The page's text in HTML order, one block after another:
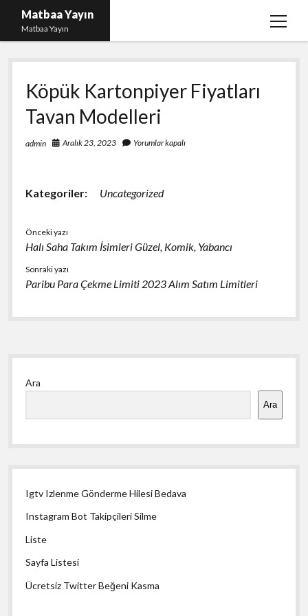
Matbaa Yayın
Matbaa Yayın
menüyü
Igtv Izlenme Gönderme Hilesi Bedava
Instagram Bot Takipçileri Silme
Liste
Sayfa Listesi
Köpük Kartonpiyer Fiyatları
Tavan Modelleri
admin Aralık 23, 2023 Yorumlar kapalı
Kategoriler: Uncategorized
Önceki yazı
Halı Saha Takım İsimleri Güzel, Komik, Yabancı
Sonraki yazı
Paribu Para Çekme Limiti 2023 Alım Satım Limitleri
Yan
Menü
Ara
Ara
Igtv Izlenme Gönderme Hilesi Bedava
Instagram Bot Takipçileri Silme
Liste
Sayfa Listesi
Ücretsiz Twitter Beğeni Kasma